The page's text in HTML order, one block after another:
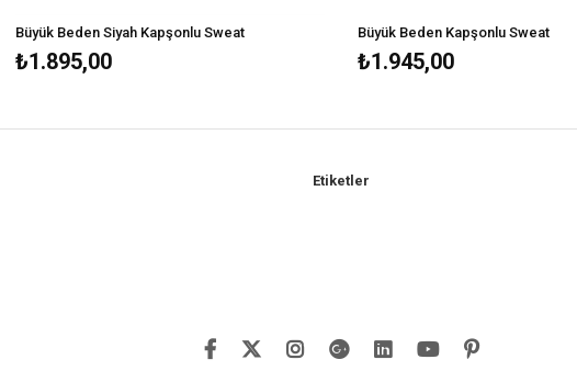
Büyük Beden Siyah Kapşonlu Sweat
₺1.895,00
Büyük Beden Kapşonlu Sweat
₺1.945,00
Etiketler